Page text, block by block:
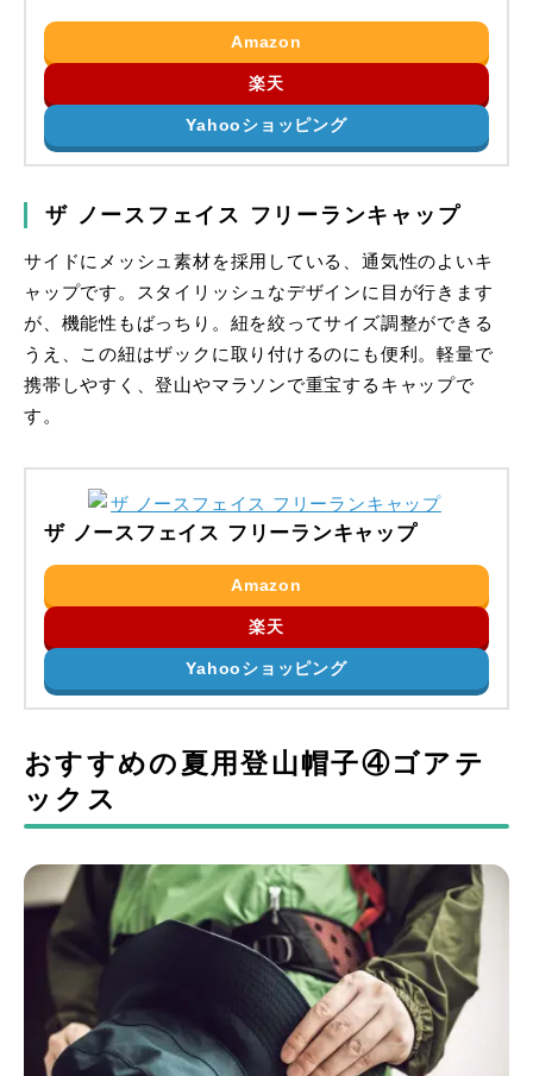
Amazon
楽天
Yahooショッピング
ザ ノースフェイス フリーランキャップ
サイドにメッシュ素材を採用している、通気性のよいキ
ャップです。スタイリッシュなデザインに目が行きます
が、機能性もばっちり。紐を絞ってサイズ調整ができる
うえ、この紐はザックに取り付けるのにも便利。軽量で
携帯しやすく、登山やマラソンで重宝するキャップで
す。
ザ ノースフェイス フリーランキャップ
Amazon
楽天
Yahooショッピング
おすすめの夏用登山帽子④ゴアテ
ックス